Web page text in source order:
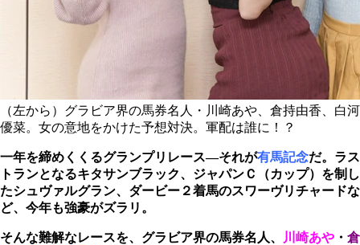
（左から）グラビア界の馬券名人・川崎あや、倉持由香、白河
優菜。女の意地をかけた予想対決。軍配は誰に！？
一年を締めくくるグランプリレース―それが有馬記念だ。ラス
トランとなるキタサンブラック、ジャパンＣ（カップ）を制し
たシュヴァルグラン、ダービー２着馬のスワーヴリチャードな
ど、今年も強豪がズラリ。
そんな難解なレースを、グラビア界の馬券名人、 川崎あや ・ 倉